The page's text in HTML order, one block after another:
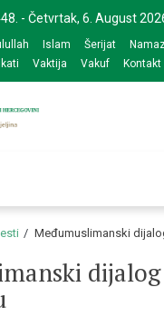
- Četvrtak, 6. August
Islam Šerijat
Vaktija Vakuf Kontakt
Međumuslimanski